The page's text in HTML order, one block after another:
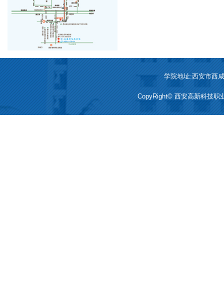
学院地址:西安市西
CopyRight© 西安高新科技职